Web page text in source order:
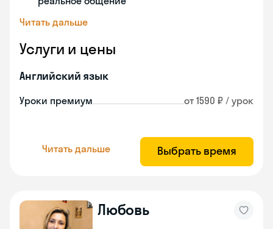
Читать дальше
Услуги и цены
Английский язык
Уроки премиум от 1590 ₽ / урок
Читать дальше Выбрать время
Любовь